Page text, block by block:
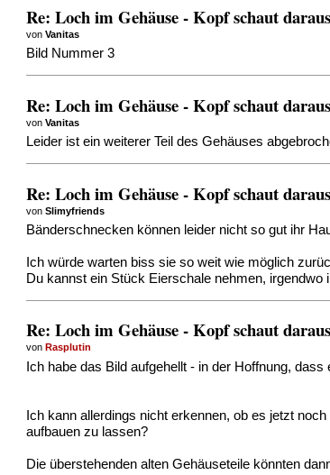
Re: Loch im Gehäuse - Kopf schaut
vonVanitas
Bild Nummer 3
Re: Loch im Gehäuse - Kopf schaut
vonVanitas
Leider ist ein weiterer Teil des Gehäuses
Re: Loch im Gehäuse - Kopf schaut
vonSlimyfriends
Bänderschnecken können leider nicht so gut ihr
Ich würde warten biss sie so weit wie möglich
Du kannst ein Stück Eierschale nehmen,
Re: Loch im Gehäuse - Kopf schaut
von Rasplutin
Ich habe das Bild aufgehellt - in der Hoffnung,
Ich kann allerdings nicht erkennen, ob es jetzt
aufbauen zu lassen?
Die überstehenden alten Gehäuseteile könnten